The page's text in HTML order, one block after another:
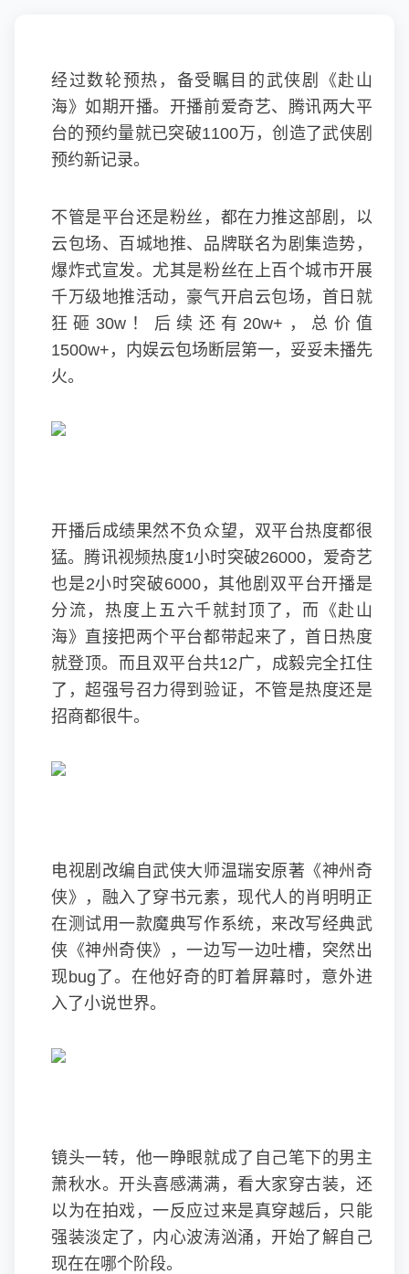
经过数轮预热，备受瞩目的武侠剧《赴山
海》如期开播。开播前爱奇艺、腾讯两大平
台的预约量就已突破1100万，创造了武侠剧
预约新记录。
不管是平台还是粉丝，都在力推这部剧，以
云包场、百城地推、品牌联名为剧集造势，
爆炸式宣发。尤其是粉丝在上百个城市开展
千万级地推活动，豪气开启云包场，首日就
狂砸30w！后续还有20w+，总价值
1500w+，内娱云包场断层第一，妥妥未播先
火。
开播后成绩果然不负众望，双平台热度都很
猛。腾讯视频热度1小时突破26000，爱奇艺
也是2小时突破6000，其他剧双平台开播是
分流，热度上五六千就封顶了，而《赴山
海》直接把两个平台都带起来了，首日热度
就登顶。而且双平台共12广，成毅完全扛住
了，超强号召力得到验证，不管是热度还是
招商都很牛。
电视剧改编自武侠大师温瑞安原著《神州奇
侠》，融入了穿书元素，现代人的肖明明正
在测试用一款魔典写作系统，来改写经典武
侠《神州奇侠》，一边写一边吐槽，突然出
现bug了。在他好奇的盯着屏幕时，意外进
入了小说世界。
镜头一转，他一睁眼就成了自己笔下的男主
萧秋水。开头喜感满满，看大家穿古装，还
以为在拍戏，一反应过来是真穿越后，只能
强装淡定了，内心波涛汹涌，开始了解自己
现在在哪个阶段。